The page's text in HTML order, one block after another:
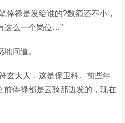
俸禄是发给谁的?数额还不小，
这么一个岗位…”
问道。
玄大人，这是保卫科。前些年
前俸禄都是云骑那边发的，现在